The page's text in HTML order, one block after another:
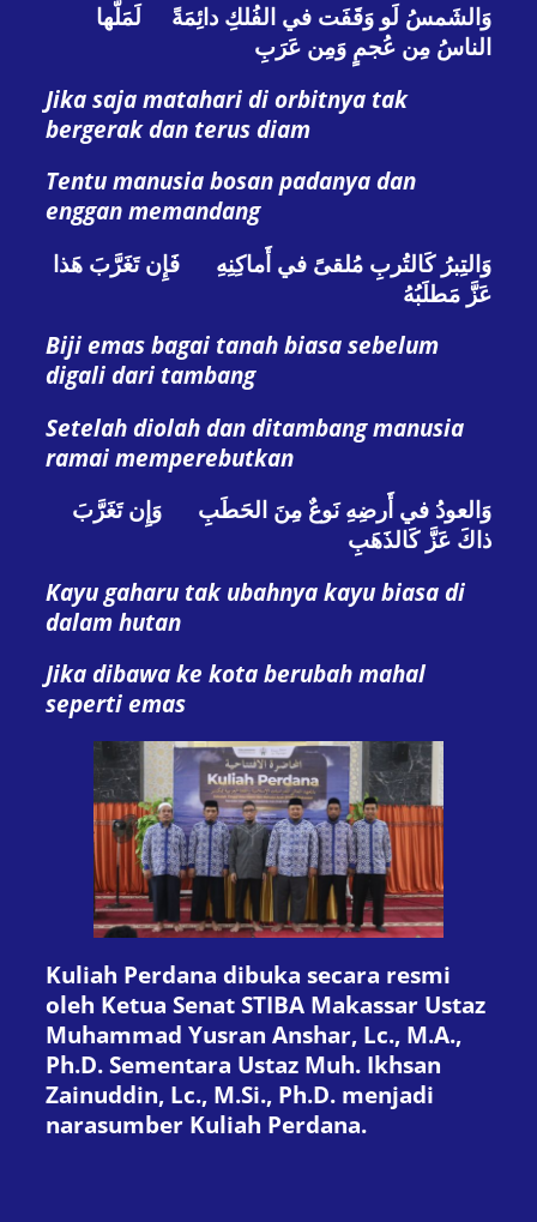
وَالشَمسُ لَو وَقَفَت في الفُلكِ دائِمَةً لَمَلَّها
الناسُ مِن عُجمٍ وَمِن عَرَبِ
Jika saja matahari di orbitnya tak
bergerak dan terus diam
Tentu manusia bosan padanya dan
enggan memandang
وَالتِبرُ كَالتُربِ مُلقىً في أَماكِنِهِ فَإِن تَغَرَّبَ هَذا
عَزَّ مَطلَبُهُ
Biji emas bagai tanah biasa sebelum
digali dari tambang
Setelah diolah dan ditambang manusia
ramai memperebutkan
وَالعودُ في أَرضِهِ نَوعٌ مِنَ الحَطَبِ وَإِن تَغَرَّبَ
ذاكَ عَزَّ كَالذَهَبِ
Kayu gaharu tak ubahnya kayu biasa di
dalam hutan
Jika dibawa ke kota berubah mahal
seperti emas
Kuliah Perdana dibuka secara resmi
oleh Ketua Senat STIBA Makassar Ustaz
Muhammad Yusran Anshar, Lc., M.A.,
Ph.D. Sementara Ustaz Muh. Ikhsan
Zainuddin, Lc., M.Si., Ph.D. menjadi
narasumber Kuliah Perdana.